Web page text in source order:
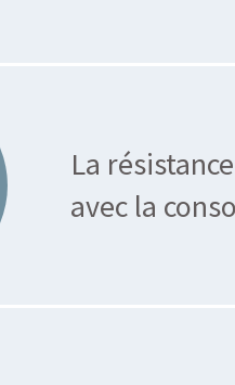
La
avec la